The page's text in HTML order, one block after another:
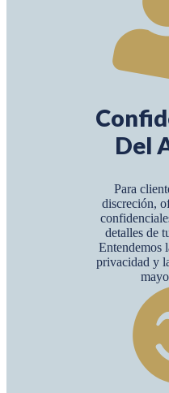
Del
Para
discreción,
detalles de
Entendemos
privacidad y